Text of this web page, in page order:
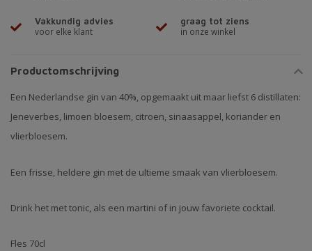
Vakkundig advies
voor elke klant
graag tot ziens
in onze winkel
Productomschrijving
Een Nederlandse gin van 40%, opgemaakt uit maar liefst 6 distillaten:
Jeneverbes, limoen bloesem, citroen, sinaasappel, koriander en
vlierbloesem.
Een frisse, heldere gin met de ultieme smaak van vlierbloesem.
Drink het met tonic, als een martini of in jouw favoriete cocktail.
Fles 70cl